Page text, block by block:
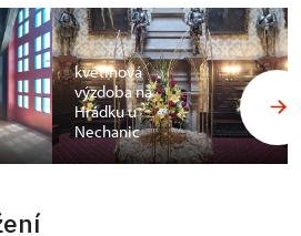
květinová
výzdoba na
Hrádku u
Nechanic